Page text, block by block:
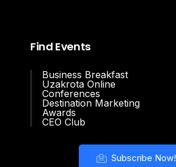
Find Events
Business Breakfast
Uzakrota Online
Conferences
Destination Marketing
Awards
CEO Club
Subscribe Now!